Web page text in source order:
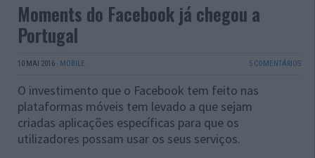
Moments do Facebook já chegou a
Portugal
10 MAI 2016 · MOBILE 5 COMENTÁRIOS
O investimento que o Facebook tem feito nas
plataformas móveis tem levado a que sejam
criadas aplicações específicas para que os
utilizadores possam usar os seus serviços.